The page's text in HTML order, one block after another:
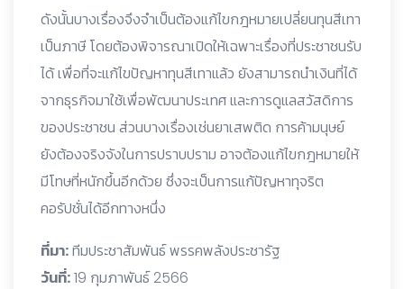
ดังนั้นบางเรื่องจึงจำเป็นต้องแก้ไขกฎหมายเปลี่ยนทุนสีเทา
เป็นภาษี โดยต้องพิจารณาเปิดให้เฉพาะเรื่องที่ประชาชนรับ
ได้ เพื่อที่จะแก้ไขปัญหาทุนสีเทาแล้ว ยังสามารถนำเงินที่ได้
จากธุรกิจมาใช้เพื่อพัฒนาประเทศ และการดูแลสวัสดิการ
ของประชาชน ส่วนบางเรื่องเช่นยาเสพติด การค้ามนุษย์
ยังต้องจริงจังในการปราบปราม อาจต้องแก้ไขกฎหมายให้
มีโทษที่หนักขึ้นอีกด้วย ซึ่งจะเป็นการแก้ปัญหาทุจริต
คอรัปชั่นได้อีกทางหนึ่ง
ที่มา:ทีมประชาสัมพันธ์ พรรคพลังประชารัฐ
วันที่:19 กุมภาพันธ์ 2566